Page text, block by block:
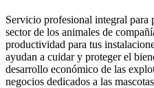
Servicio profesional integral para
sector de los animales de
productividad para tus
ayudan a cuidar y proteger el
desarrollo económico de las
negocios dedicados a las